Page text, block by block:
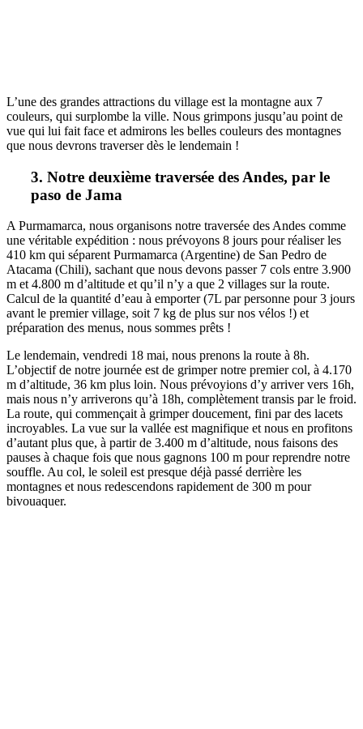
L’une des grandes attractions du village est la montagne aux 7
couleurs, qui surplombe la ville. Nous grimpons jusqu’au point de
vue qui lui fait face et admirons les belles couleurs des montagnes
que nous devrons traverser dès le lendemain !
3. Notre deuxième traversée des Andes, par le
paso de Jama
A Purmamarca, nous organisons notre traversée des Andes comme
une véritable expédition : nous prévoyons 8 jours pour réaliser les
410 km qui séparent Purmamarca (Argentine) de San Pedro de
Atacama (Chili), sachant que nous devons passer 7 cols entre 3.900
m et 4.800 m d’altitude et qu’il n’y a que 2 villages sur la route.
Calcul de la quantité d’eau à emporter (7L par personne pour 3 jours
avant le premier village, soit 7 kg de plus sur nos vélos !) et
préparation des menus, nous sommes prêts !
Le lendemain, vendredi 18 mai, nous prenons la route à 8h.
L’objectif de notre journée est de grimper notre premier col, à 4.170
m d’altitude, 36 km plus loin. Nous prévoyions d’y arriver vers 16h,
mais nous n’y arriverons qu’à 18h, complètement transis par le froid.
La route, qui commençait à grimper doucement, fini par des lacets
incroyables. La vue sur la vallée est magnifique et nous en profitons
d’autant plus que, à partir de 3.400 m d’altitude, nous faisons des
pauses à chaque fois que nous gagnons 100 m pour reprendre notre
souffle. Au col, le soleil est presque déjà passé derrière les
montagnes et nous redescendons rapidement de 300 m pour
bivouaquer.